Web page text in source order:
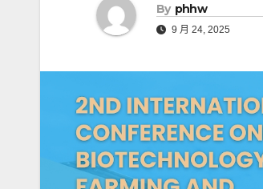
By phhw
9 月 24, 2025